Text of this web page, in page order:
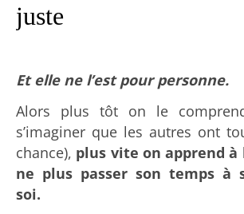
juste
Et elle ne l’est pour personne.
Alors plus tôt on le
s’imaginer que les autres ont
chance), plus vite on apprend à
ne plus passer son temps à
soi.